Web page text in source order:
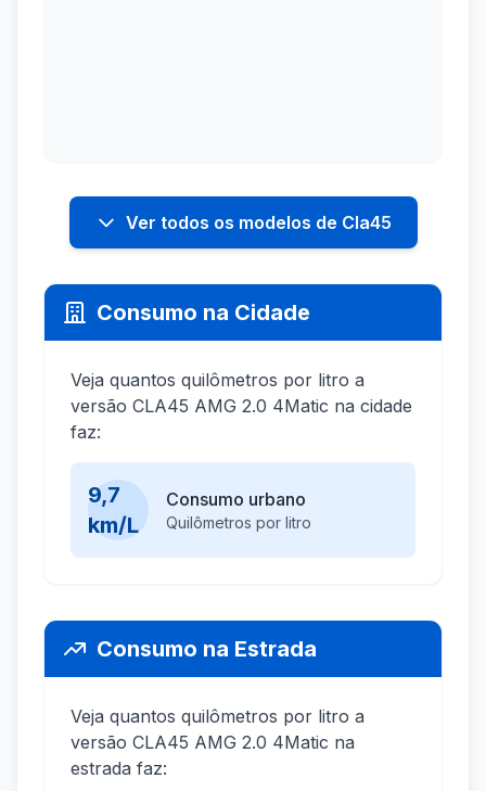
Ver todos os modelos de Cla45
Consumo na Cidade
Veja quantos quilômetros por litro a
versão CLA45 AMG 2.0 4Matic na cidade
faz:
9,7
km/L
Consumo urbano
Quilômetros por litro
Consumo na Estrada
Veja quantos quilômetros por litro a
versão CLA45 AMG 2.0 4Matic na
estrada faz: